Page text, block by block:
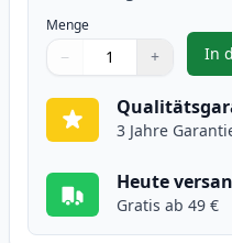
Menge
Verwenden Sie die
− +
1
In
3 Jahre
Heute
Gratis ab 49 €